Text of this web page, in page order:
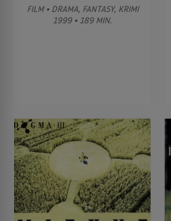
FILM • DRAMA, FANTASY, KRIMI
1999 • 189 MIN.